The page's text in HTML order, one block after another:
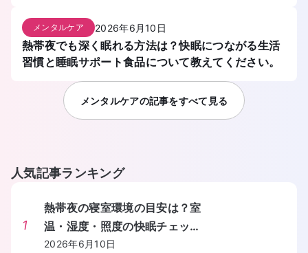
メンタルケア 2026年6月10日
熱帯夜でも深く眠れる方法は？快眠につながる生活
習慣と睡眠サポート食品について教えてください。
メンタルケアの記事をすべて見る
人気記事ランキング
1
熱帯夜の寝室環境の目安は？室
温・湿度・照度の快眠チェック
リストを教えてください。
2026年6月10日